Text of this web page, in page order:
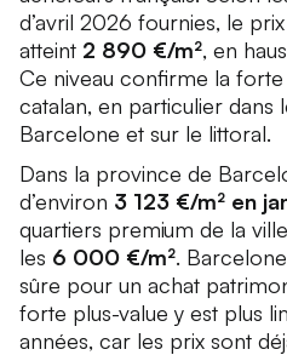
d’avril 2026 fournies, le
atteint 2 890 €/m², en
Ce niveau confirme la
catalan, en particulier dans
Barcelone et sur le littoral.
Dans la province de
d’environ 3 123 €/m² en
quartiers premium de la
les 6 000 €/m².
sûre pour un achat
forte plus-value y est plus
années, car les prix sont